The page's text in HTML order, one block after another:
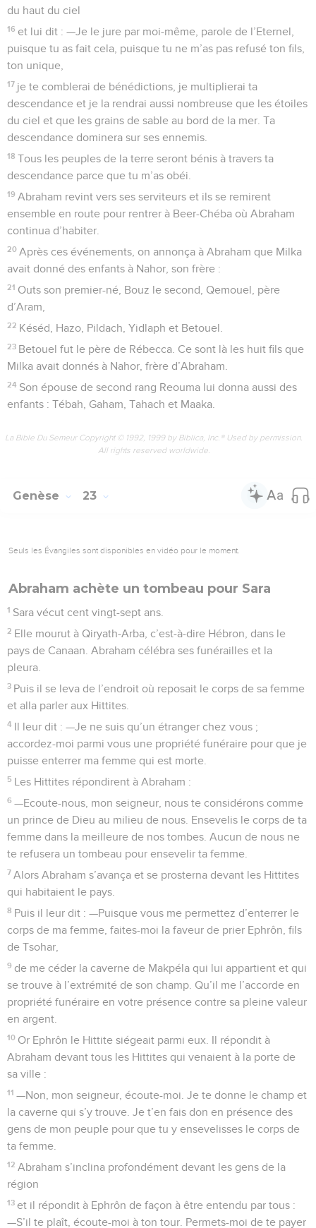
du haut du ciel
16 et lui dit : —Je le jure par moi-même, parole de l’Eternel,
puisque tu as fait cela, puisque tu ne m’as pas refusé ton fils,
ton unique,
17 je te comblerai de bénédictions, je multiplierai ta
descendance et je la rendrai aussi nombreuse que les étoiles
du ciel et que les grains de sable au bord de la mer. Ta
descendance dominera sur ses ennemis.
18 Tous les peuples de la terre seront bénis à travers ta
descendance parce que tu m’as obéi.
19 Abraham revint vers ses serviteurs et ils se remirent
ensemble en route pour rentrer à Beer-Chéba où Abraham
continua d’habiter.
20 Après ces événements, on annonça à Abraham que Milka
avait donné des enfants à Nahor, son frère :
21 Outs son premier-né, Bouz le second, Qemouel, père
d’Aram,
22 Késéd, Hazo, Pildach, Yidlaph et Betouel.
23 Betouel fut le père de Rébecca. Ce sont là les huit fils que
Milka avait donnés à Nahor, frère d’Abraham.
24 Son épouse de second rang Reouma lui donna aussi des
enfants : Tébah, Gaham, Tahach et Maaka.
La Bible Du Semeur Copyright © 1992, 1999 by Biblica, Inc.® Used by permission.
All rights reserved worldwide.
Genèse 23
Seuls les Évangiles sont disponibles en vidéo pour le moment.
Abraham achète un tombeau pour Sara
1 Sara vécut cent vingt-sept ans.
2 Elle mourut à Qiryath-Arba, c’est-à-dire Hébron, dans le
pays de Canaan. Abraham célébra ses funérailles et la
pleura.
3 Puis il se leva de l’endroit où reposait le corps de sa femme
et alla parler aux Hittites.
4 Il leur dit : —Je ne suis qu’un étranger chez vous ;
accordez-moi parmi vous une propriété funéraire pour que je
puisse enterrer ma femme qui est morte.
5 Les Hittites répondirent à Abraham :
6 —Ecoute-nous, mon seigneur, nous te considérons comme
un prince de Dieu au milieu de nous. Ensevelis le corps de ta
femme dans la meilleure de nos tombes. Aucun de nous ne
te refusera un tombeau pour ensevelir ta femme.
7 Alors Abraham s’avança et se prosterna devant les Hittites
qui habitaient le pays.
8 Puis il leur dit : —Puisque vous me permettez d’enterrer le
corps de ma femme, faites-moi la faveur de prier Ephrôn, fils
de Tsohar,
9 de me céder la caverne de Makpéla qui lui appartient et qui
se trouve à l’extrémité de son champ. Qu’il me l’accorde en
propriété funéraire en votre présence contre sa pleine valeur
en argent.
10 Or Ephrôn le Hittite siégeait parmi eux. Il répondit à
Abraham devant tous les Hittites qui venaient à la porte de
sa ville :
11 —Non, mon seigneur, écoute-moi. Je te donne le champ et
la caverne qui s’y trouve. Je t’en fais don en présence des
gens de mon peuple pour que tu y ensevelisses le corps de
ta femme.
12 Abraham s’inclina profondément devant les gens de la
région
13 et il répondit à Ephrôn de façon à être entendu par tous :
—S’il te plaît, écoute-moi à ton tour. Permets-moi de te payer